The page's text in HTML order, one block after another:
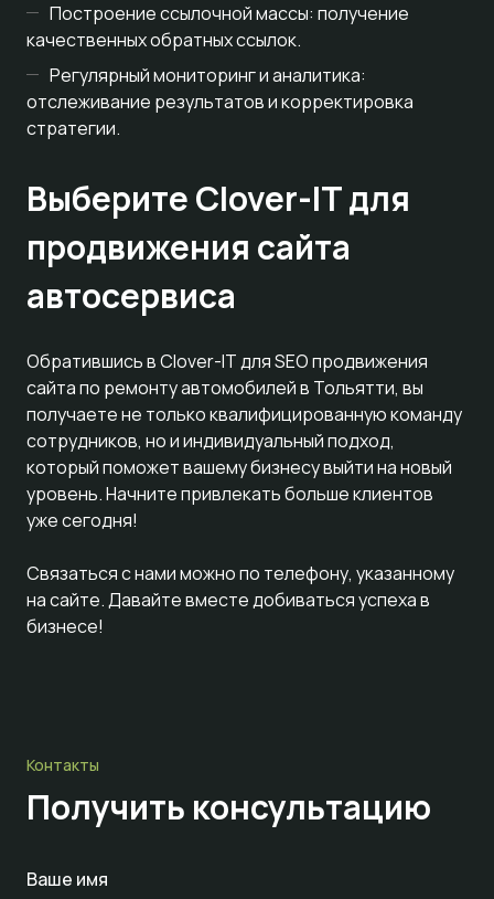
Построение ссылочной массы: получение
качественных обратных ссылок.
Регулярный мониторинг и аналитика:
отслеживание результатов и корректировка
стратегии.
Выберите Clover-IT для
продвижения сайта
автосервиса
Обратившись в Clover-IT для SEO продвижения
сайта по ремонту автомобилей в Тольятти, вы
получаете не только квалифицированную команду
сотрудников, но и индивидуальный подход,
который поможет вашему бизнесу выйти на новый
уровень. Начните привлекать больше клиентов
уже сегодня!
Связаться с нами можно по телефону, указанному
на сайте. Давайте вместе добиваться успеха в
бизнесе!
Контакты
Получить консультацию
Ваше имя